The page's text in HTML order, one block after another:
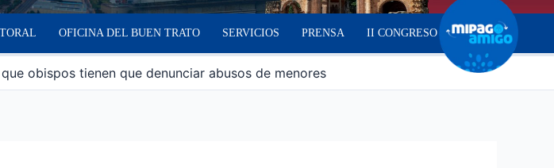
OFICINA DEL BUEN TRATO SERVICIOS PRENSA II CONGRESO
obispos tienen que denunciar abusos de menores